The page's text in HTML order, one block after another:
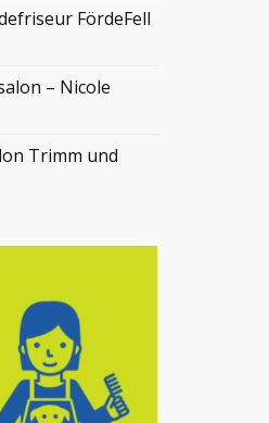
FördeFell
– Nicole
Trimm und